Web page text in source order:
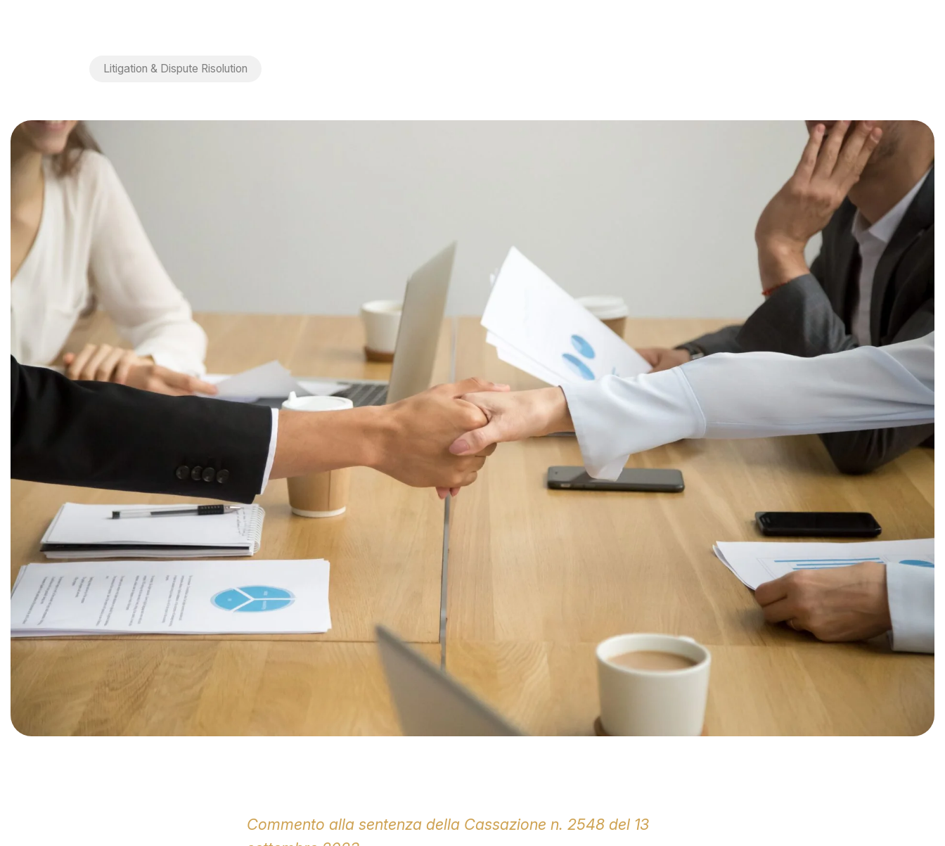
Litigation & Dispute Risolution
Commento alla sentenza della Cassazione n. 2548 del 13